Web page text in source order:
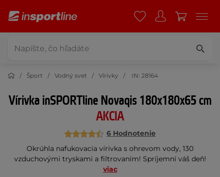
Šport Vodný svet Vírivky IN: 28164
Vírivka inSPORTline Novaqis 180x180x65 cm
AKCIA
6 Hodnotenie
Okrúhla nafukovacia vírivka s ohrevom vody, 130
vzduchovými tryskami a filtrovaním! Spríjemní váš deň!
viac